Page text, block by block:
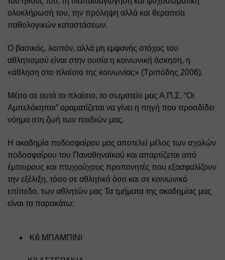
ολοκλήρωσή του, την πρόληψη αλλά και θεραπεία
παθολογικών καταστάσεων.
Ο βασικός, λοιπόν, αλλά μη εμφανής στόχος του
αθλητισμού είναι στην ουσία η κοινωνική άσκηση, η
«άθληση στο πλαίσιο της κοινωνίας» (Τριπόδης 2006).
Μέσα σε αυτό το πλαίσιο, το σωματείο μας Α.Π.Σ. “Οι
Αμπελόκηποι” οραματίζεται να γίνει η πηγή που προσδίδει
νόημα στη ζωή των παιδιών μας.
Η ακαδημία ποδοσφαίρου μας αποτελεί μέλος των σχολών
ποδοσφαίρου του Παναθηναϊκού και απαρτίζεται από
έμπειρους και πτυχιούχους προπονητές που εξασφαλίζουν
την εξέλιξη, τόσο σε αθλητικό όσο και σε κοινωνικό
επίπεδο, των αθλητών μας Τα τμήματα της ακαδημίας μας
είναι τα παρακάτω:
Κ6 ΜΠΑΜΠΙΝΙ